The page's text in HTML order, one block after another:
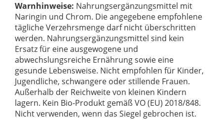
Warnhinweise: Nahrungsergänzungsmittel mit
Naringin und Chrom. Die angegebene empfohlene
tägliche Verzehrsmenge darf nicht überschritten
werden. Nahrungsergänzungsmittel sind kein
Ersatz für eine ausgewogene und
abwechslungsreiche Ernährung sowie eine
gesunde Lebensweise. Nicht empfohlen für Kinder,
Jugendliche, schwangere oder stillende Frauen.
Außerhalb der Reichweite von kleinen Kindern
lagern. Kein Bio-Produkt gemäß VO (EU) 2018/848.
Nicht verwenden, wenn das Siegel gebrochen ist.